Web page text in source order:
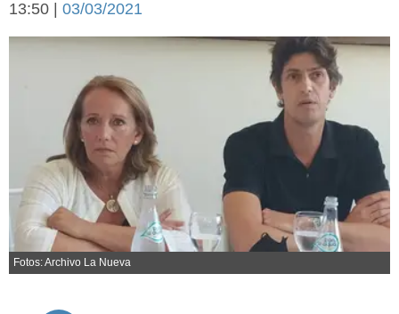
Economía y campo
Espacio empresas
Sociedad y tiempo
Es viral
El tiempo
Cartón Lleno
Fúnebres
Clasificados
13:50 | 03/03/2021
Fotos: Archivo La Nueva